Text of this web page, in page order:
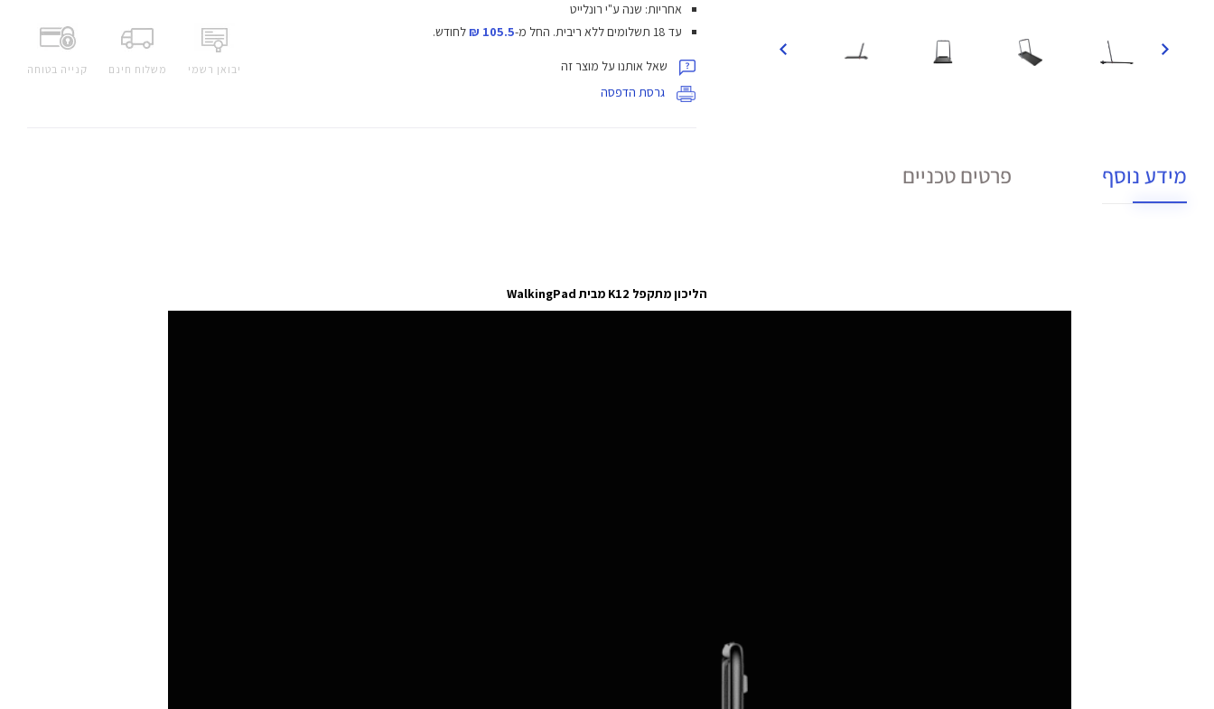
יבואן רשמי משלוח חינם קנייה בטוחה
אחריות: שנה ע"י רונלייט
עד 18 תשלומים ללא ריבית.
החל מ-105.5 ₪ לחודש.
שאל אותנו על מוצר זה
גרסת הדפסה
מידע נוסף פרטים טכניים
הליכון מתקפל K12 מבית WalkingPad